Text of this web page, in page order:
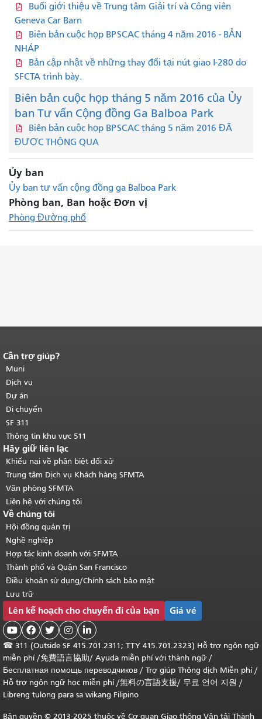
Buổi giới thiệu về Trung tâm Giải trí và Công viên
Geneva Car Barn
Biên bản cuộc họp BPSCAC tháng 4 năm 2016 - BẢN
NHÁP
Bản cập nhật về những thay đổi tại nút giao I-280 do
SFCTA trình bày.
Biên bản cuộc họp tháng 5 năm 2016 của Ủy
ban Tư vấn Cộng đồng Ga Balboa Park
Biên bản cuộc họp BPSCAC tháng 5 năm 2016 ĐÃ
ĐƯỢC THÔNG QUA
Ủy ban
Ủy ban tư vấn cộng đồng ga Balboa Park
Phòng ban, Ban hoặc Đơn vị
Phòng Đường phố
Kết thúc nội dung trang.
của trang này được lặp lại trên mọi
trang.Quay lại đầu trang nội dung
chính.
Cần trợ giúp?
Muni
Dịch vụ
Dự án
Di chuyển
SF 311
Thông tin khu vực 511
Hãy giữ liên lạc
Khiếu nại về phân biệt đối xử
Trung tâm Dịch vụ Khách hàng SFMTA
Văn phòng SFMTA
Liên hệ với chúng tôi
Về chúng tôi
Hội đồng quản trị
Nghề nghiệp
Hợp tác kinh doanh với SFMTA
Thành phố và Quận San Francisco
Điều khoản sử dụng/Chính sách bảo mật
Lưu trữ
Lên kế hoạch cho chuyến đi của bạn Giá vé
    
☎ 311 (Outside SF 415.701.2311; TTY 415.701.2323) Hỗ trợ ngôn ngữ
miễn phí /免費語言協助/ Ayuda miễn phí với thành ngữ /
Бесплатная помощь переводчиков / Trợ giúp Thông dịch Miễn phí/
Hỗ trợ ngôn ngữ học miễn phí/無料の言語支援/ 무료 언어 지원 /
Libreng tulong para sa wikang Filipino
Bản quyền © 2013-2025 thuộc về Cơ quan Giao thông Vận tải Thành